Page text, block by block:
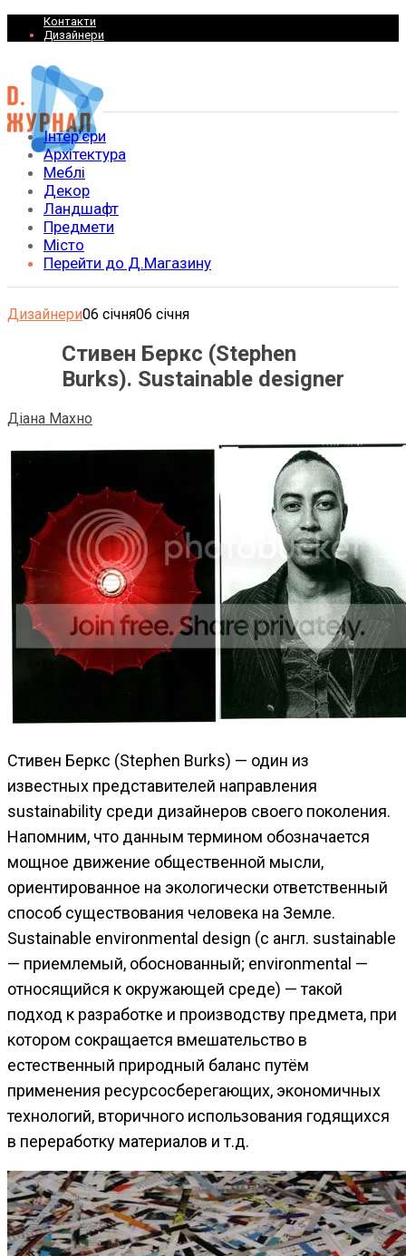
Контакти
Дизайнери
Інтер’єри
Архітектура
Меблі
Декор
Ландшафт
Предмети
Місто
Перейти до Д.Магазину
Дизайнери06 січня06 січня
Стивен Беркс (Stephen
Burks). Sustainable designer
Діана Махно
Стивен Беркс (Stephen Burks) — один из
известных представителей направления
sustainability среди дизайнеров своего поколения.
Напомним, что данным термином обозначается
мощное движение общественной мысли,
ориентированное на экологически ответственный
способ существования человека на Земле.
Sustainable environmental design (c англ. sustainable
— приемлемый, обоснованный; environmental —
относящийся к окружающей среде) — такой
подход к разработке и производству предмета, при
котором сокращается вмешательство в
естественный природный баланс путём
применения ресурсосберегающих, экономичных
технологий, вторичного использования годящихся
в переработку материалов и т.д.